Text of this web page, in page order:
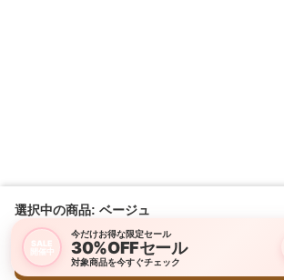
SALE
開催中
今だけお得な限定セール
30%OFFセール
対象商品を今すぐチェック
選択中の商品: ベージュ
購入画面に進む